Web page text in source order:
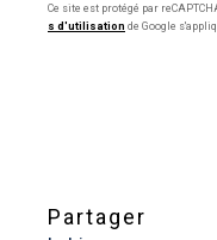
Ce site est protégé par
s d'utilisation de Google
partager